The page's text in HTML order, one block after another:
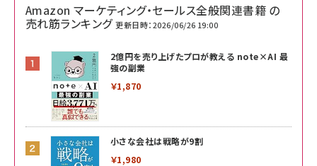
Amazon マーケティング・セールス全般関連書籍 の
売れ筋ランキング 更新日時：2026/06/26 19:00
2億円を売り上げたプロが教える note×AI 最
強の副業
￥1,870
小さな会社は戦略が9割
￥1,980